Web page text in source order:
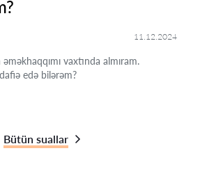
11.12.2024
vaxtında almıram.
edə bilərəm?
Bütün suallar